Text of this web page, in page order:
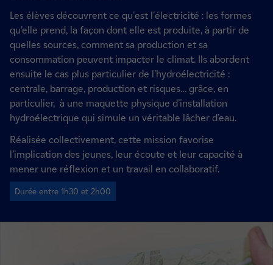
Les élèves découvrent ce qu'est l'électricité : les formes
qu’elle prend, la façon dont elle est produite, à partir de
quelles sources, comment sa production et sa
consommation peuvent impacter le climat. Ils abordent
ensuite le cas plus particulier de l’hydroélectricité :
centrale, barrage, production et risques… grâce, en
particulier, à une maquette physique d’installation
hydroélectrique qui simule un véritable lâcher d’eau.
Réalisée collectivement, cette mission favorise
l’implication des jeunes, leur écoute et leur capacité à
mener une réflexion et un travail en collaboratif.
Durée entre 1h30 et 2h00